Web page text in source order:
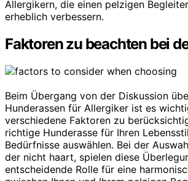
Allergikern, die einen pelzigen
erheblich verbessern.
Faktoren zu beachten bei
Beim Übergang von der Diskussion
Hunderassen für Allergiker ist es
verschiedene Faktoren zu
richtige Hunderasse für Ihren
Bedürfnisse auswählen. Bei der
der nicht haart, spielen diese
entscheidende Rolle für eine